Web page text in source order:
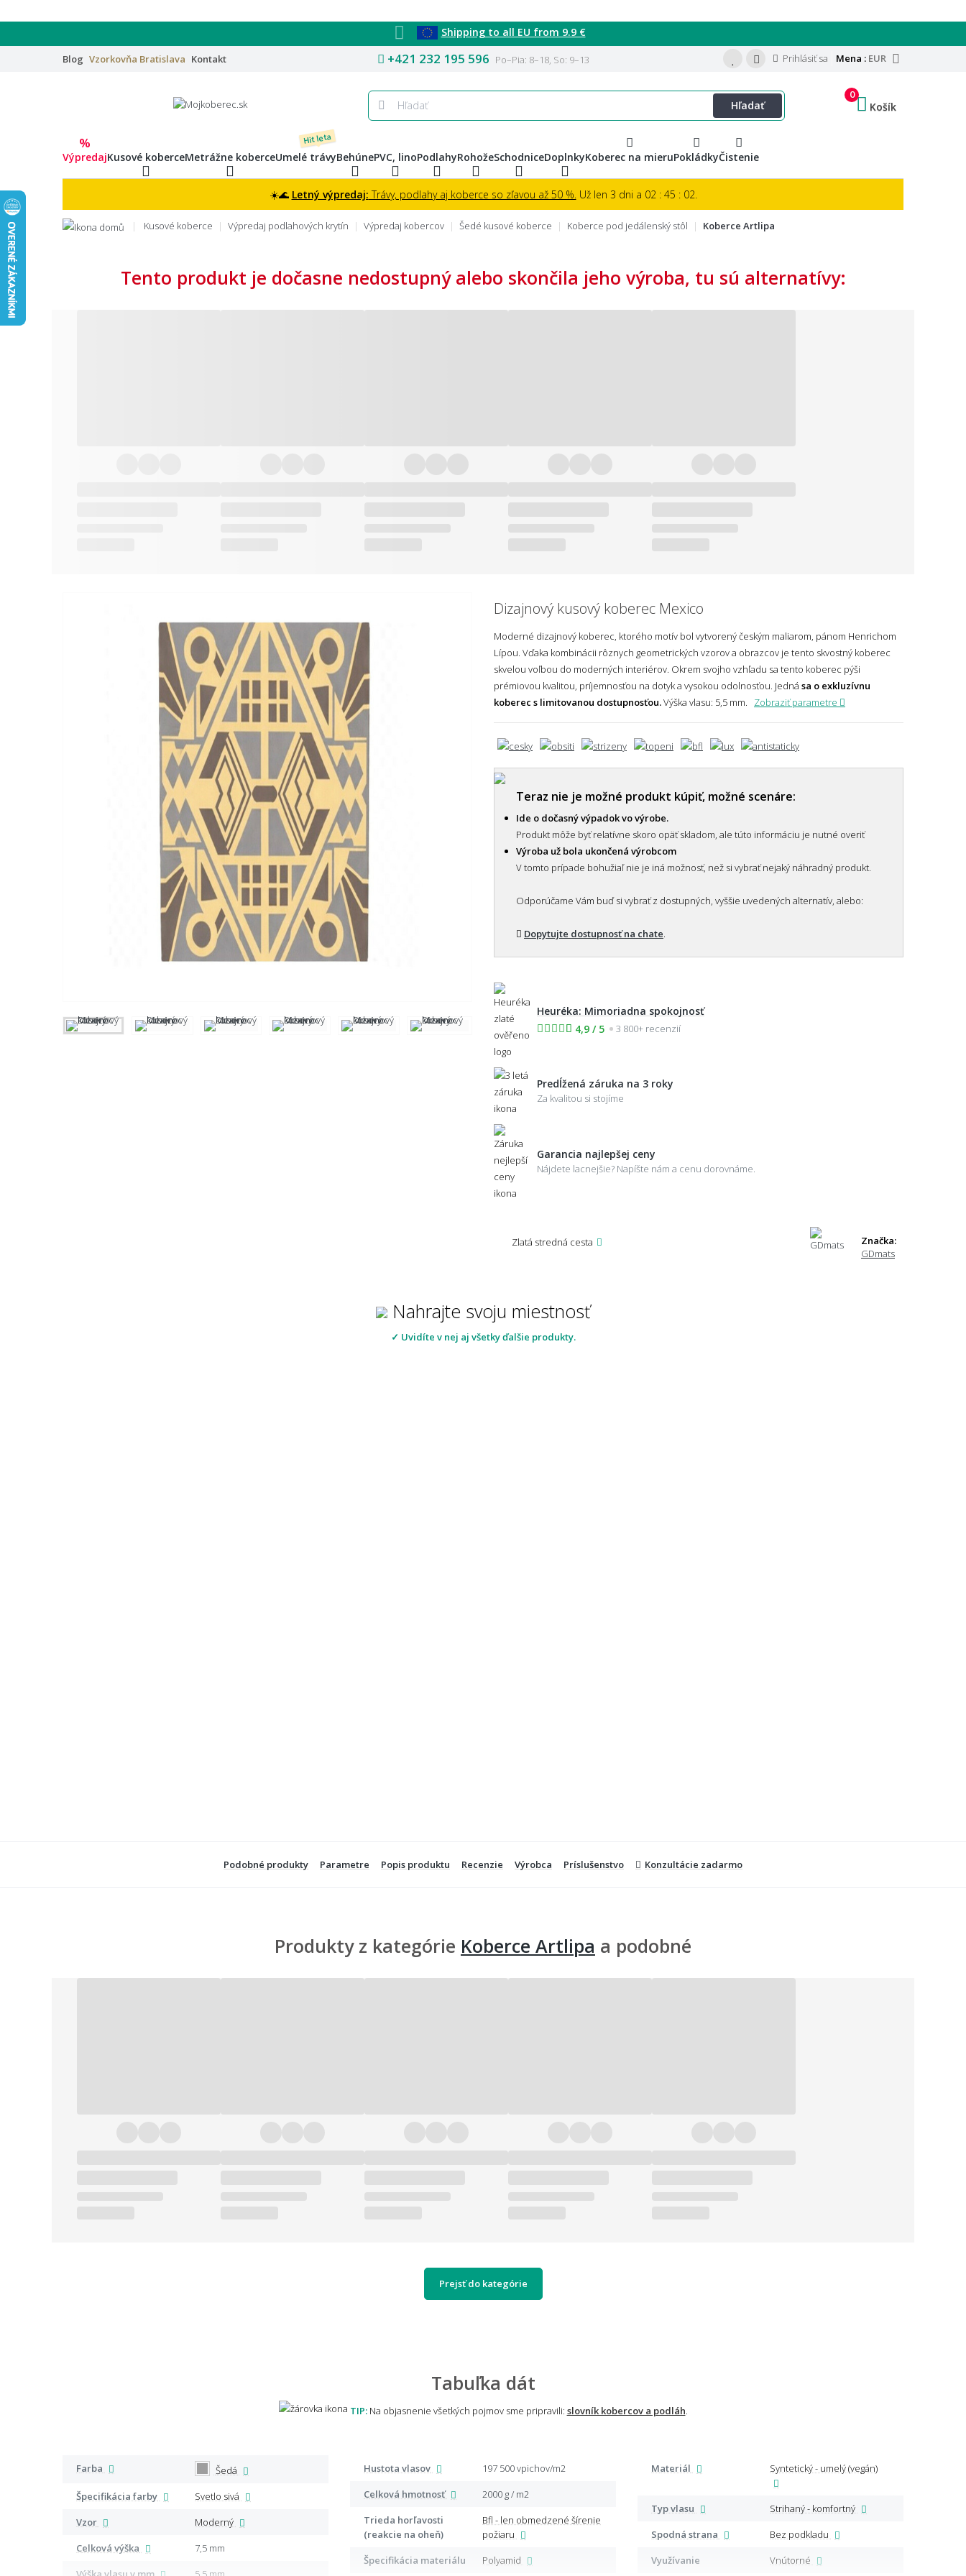
Shipping to all EU from 9.9 €
Blog Vzorkovňa Bratislava Kontakt +421 232 195 596 Po–Pia: 8–18, So: 9–13 Mena : EUR
Prihlásiť sa
Hľadať
0
Košík
%
VýpredajKusové koberceMetrážne koberce
Hit leta
Umelé trávyBehúnePVC, linoPodlahyRohožeSchodniceDoplnkyKoberec na mieruPokládkyČistenie
☀️🌊 Letný výpredaj: Trávy, podlahy aj koberce so zľavou až 50 %. Už len 3 dni a 02 : 45 : 01.
Kusové koberce Výpredaj podlahových krytín Výpredaj kobercov Šedé kusové koberce Koberce pod jedálenský stôl Koberce Artlipa
Tento produkt je dočasne nedostupný alebo skončila jeho výroba, tu sú alternatívy:
Dizajnový kusový koberec Mexico
Moderné dizajnový koberec, ktorého motív bol vytvorený českým maliarom, pánom Henrichom
Lípou. Vďaka kombinácii rôznych geometrických vzorov a obrazcov je tento skvostný koberec
skvelou voľbou do moderných interiérov. Okrem svojho vzhľadu sa tento koberec pýši
prémiovou kvalitou, príjemnosťou na dotyk a vysokou odolnosťou. Jedná sa o exkluzívnu
koberec s limitovanou dostupnosťou.Výška vlasu: 5,5 mm. Zobraziť parametre
Teraz nie je možné produkt kúpiť, možné scenáre:
Ide o dočasný výpadok vo výrobe.
Produkt môže byť relatívne skoro opäť skladom, ale túto informáciu je nutné overiť
Výroba už bola ukončená výrobcom
V tomto prípade bohužiaľ nie je iná možnosť, než si vybrať nejaký náhradný produkt.
Odporúčame Vám buď si vybrať z dostupných, vyššie uvedených alternatív, alebo:
Dopytujte dostupnosť na chate
Heuréka: Mimoriadna spokojnosť
4,9 / 5
3 800+ recenzií
Predĺžená záruka na 3 roky
Za kvalitou si stojíme
Garancia najlepšej ceny
Nájdete lacnejšie? Napíšte nám a cenu dorovnáme.
Zlatá stredná cesta
Značka:
GDmats
Nahrajte svoju miestnosť
✓ Uvidíte v nej aj všetky ďalšie produkty.
Podobné produkty Parametre Popis produktu Recenzie Výrobca Príslušenstvo Konzultácie zadarmo
Produkty z kategórie Koberce Artlipa a podobné
Prejsť do kategórie
Tabuľka dát
TIP:Na objasnenie všetkých pojmov sme pripravili: slovník kobercov a podláh
Farba
Šedá
Špecifikácia farby
Svetlo sivá
Vzor
Moderný
Celková výška
7,5 mm
Hustota vlasov
197 500 vpichov/m2
Celková hmotnosť
2000 g / m2
Trieda horľavosti
(reakcie na oheň)
Bfl - len obmedzené šírenie
požiaru
Špecifikácia materiálu
Polyamid
Materiál Syntetický - umelý (vegán)
Typ vlasu
Strihaný - komfortný
Spodná strana
Bez podkladu
Využívanie
Vnútorné